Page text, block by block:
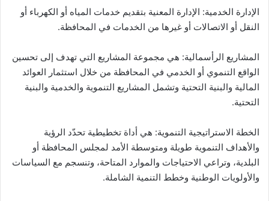
الإدارة الخدمية: الإدارة المعنية بتقديم خدمات المياه أو الكهرباء أو
النقل أو الاتصالات أو غيرها من الخدمات في المحافظة.
المشاريع الرأسمالية: هي مجموعة المشاريع التي تهدف إلى تحسين
الواقع التنموي أو الخدمي في المحافظة من خلال استثمار العوائد
المالية والبنية التحتية وتشمل المشاريع التنموية والخدمية والبنية
التحتية.
الخطة الاستراتيجية التنموية: هي أداة تخطيطية تحدّد الرؤية
والأهداف التنموية طويلة ومتوسطة الأمد لمجلس المحافظة أو
البلدية، وتراعي الاحتياجات والموارد المتاحة، وتنسجم مع السياسات
والأولويات الوطنية وخطط التنمية الشاملة.